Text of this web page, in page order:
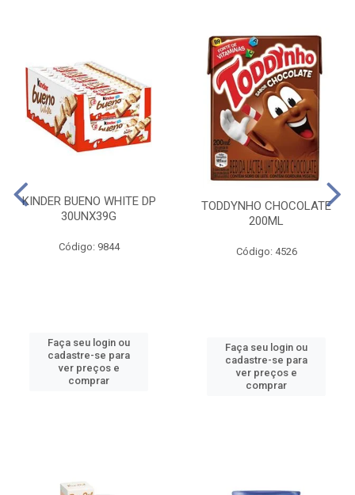
KINDER BUENO WHITE DP
30UNX39G
Código: 9844
Faça seu login ou
cadastre-se para
ver preços e
comprar
TODDYNHO CHOCOLATE
200ML
Código: 4526
Faça seu login ou
cadastre-se para
ver preços e
comprar